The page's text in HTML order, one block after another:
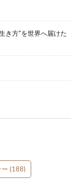
き方”を世界へ届けた
(188)